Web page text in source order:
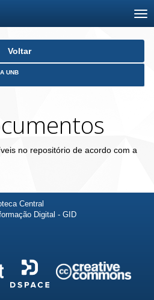
Voltar
UNB
no repositório de acordo com a
Central
Digital - GID